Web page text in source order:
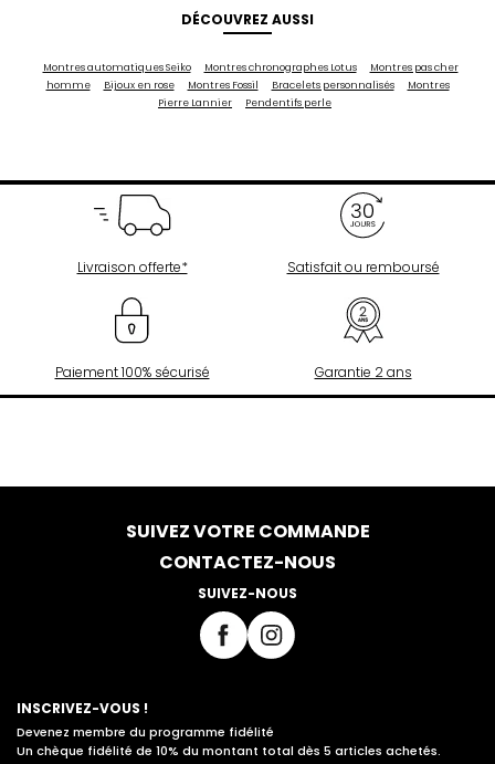
DÉCOUVREZ AUSSI
Montres automatiques Seiko Montres chronographes Lotus
Montres pas cher
homme
Bijoux en rose Montres Fossil Bracelets personnalisés
Montres
Pierre Lannier
Pendentifs perle
Livraison offerte* Satisfait ou remboursé
Paiement 100% sécurisé Garantie 2 ans
SUIVEZ VOTRE COMMANDE
CONTACTEZ-NOUS
SUIVEZ-NOUS
INSCRIVEZ-VOUS !
Devenez membre du programme fidélité
Un chèque fidélité de 10% du montant total dès 5 articles achetés.